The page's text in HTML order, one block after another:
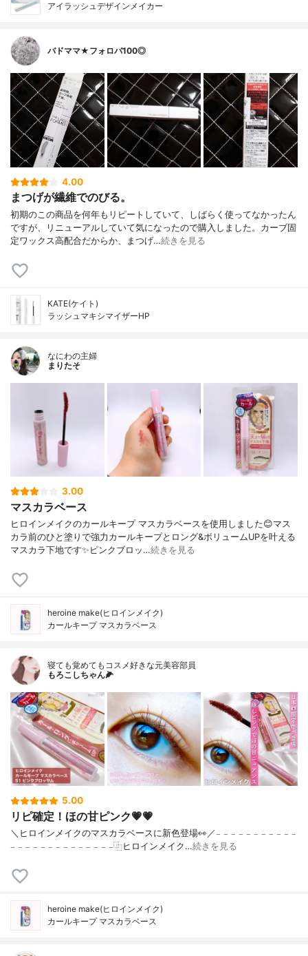
アイラッシュデザインメイカー
バドママ★フォロバ100◎
4.00
まつげが繊維でのびる。
初期のこの商品を何年もリピートしていて、しばらく使ってなかったん
ですが、リニューアルしていて気になったので購入しました。カーブ固
定ワックス高配合だからか、まつげ…続きを見る
KATE(ケイト)
ラッシュマキシマイザーHP
なにわの主婦
まりたそ
3.00
マスカラベース
ヒロインメイクのカールキープ マスカラベースを使用しました😊マス
カラ前のひと塗りで強力カールキープとロング&ボリュームUPを叶える
マスカラ下地です✨ピンクブロッ…続きを見る
heroine make(ヒロインメイク)
カールキープ マスカラベース
寝ても覚めてもコスメ好きな元美容部員
もろこしちゃん🌽
5.00
リピ確定！ほの甘ピンク💗💗
＼ヒロインメイクのマスカラベースに新色登場👀／𓐄 𓐄 𓐄 𓐄 𓐄 𓐄 𓐄 𓐄 𓐄 𓐄 𓐄
𓐄 𓐄 𓐄 𓐄 𓐄 𓐄 𓐄 𓐄 𓐄 𓐄 𓐄 𓐄 𓐄 𓐄⿻ヒロインメイク…続きを見る
heroine make(ヒロインメイク)
カールキープ マスカラベース